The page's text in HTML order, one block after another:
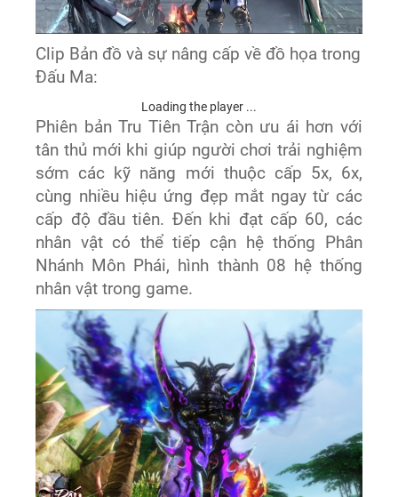
Clip Bản đồ và sự nâng cấp về đồ họa trong
Đấu Ma:
Loading the player ...
Phiên bản Tru Tiên Trận còn ưu ái hơn với
tân thủ mới khi giúp người chơi trải nghiệm
sớm các kỹ năng mới thuộc cấp 5x, 6x,
cùng nhiều hiệu ứng đẹp mắt ngay từ các
cấp độ đầu tiên. Đến khi đạt cấp 60, các
nhân vật có thể tiếp cận hệ thống Phân
Nhánh Môn Phái, hình thành 08 hệ thống
nhân vật trong game.